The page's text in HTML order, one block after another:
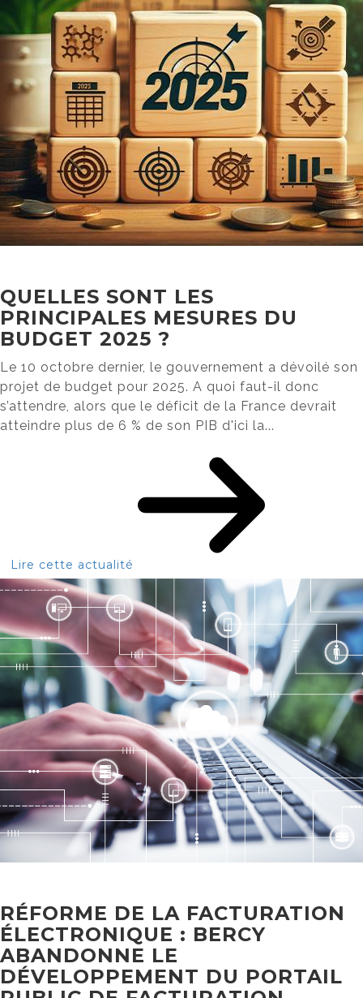
QUELLES SONT LES
PRINCIPALES MESURES DU
BUDGET 2025 ?
Le 10 octobre dernier, le gouvernement a dévoilé son
projet de budget pour 2025. A quoi faut-il donc
s’attendre, alors que le déficit de la France devrait
atteindre plus de 6 % de son PIB d'ici la...
Lire cette actualité
RÉFORME DE LA FACTURATION
ÉLECTRONIQUE : BERCY
ABANDONNE LE
DÉVELOPPEMENT DU PORTAIL